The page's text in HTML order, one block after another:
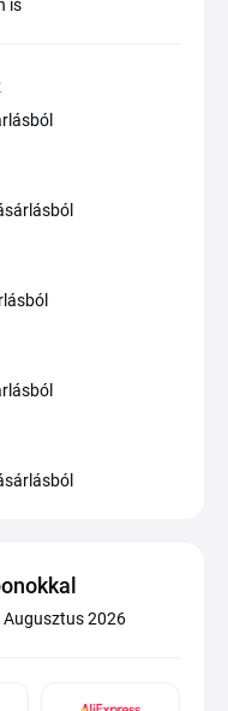
is
Augusztus 2026